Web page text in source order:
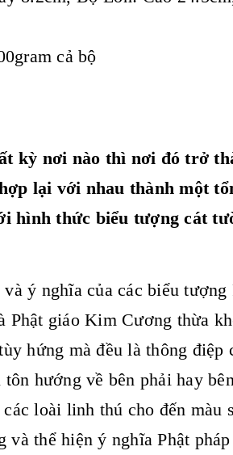
cả bộ
kỳ nơi nào thì nơi đó trở
lại với nhau thành một
hình thức biểu tượng cát
ý nghĩa của các biểu tượng
Phật giáo Kim Cương thừa
hứng mà đều là thông điệp
hướng về bên phải hay
loài linh thú cho đến màu
thể hiện ý nghĩa Phật